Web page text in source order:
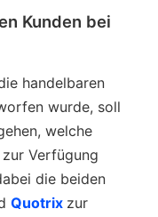
Kunden bei
handelbaren
wurde, soll
welche
Verfügung
die beiden
Quotrix zur